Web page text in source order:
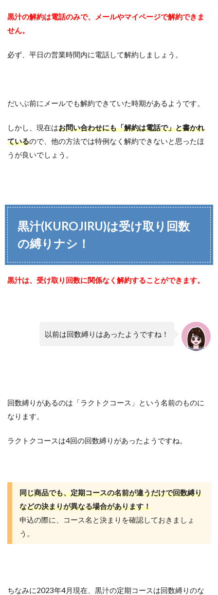
黒汁の解約は電話のみで、メールやマイページで解約できま
せん。
必ず、平日の営業時間内に電話して解約しましょう。
だいぶ前にメールでも解約できていた時期があるようです。
しかし、現在はお問い合わせにも「解約は電話で」と書かれ
ているので、他の方法では特例なく解約できないと思ったほ
うが良いでしょう。
黒汁(KUROJIRU)は受け取り回数
の縛りナシ！
黒汁は、受け取り回数に関係なく解約することができます。
以前は回数縛りはあったようですね！
回数縛りがあるのは「ラクトクコース」という名前のものに
なります。
ラクトクコースは4回の回数縛りがあったようですね。
同じ商品でも、定期コースの名前が違うだけで回数縛り
などの決まりが異なる場合があります！
申込の際に、コース名と決まりを確認しておきましょ
う。
ちなみに2023年4月現在、黒汁の定期コースは回数縛りのな